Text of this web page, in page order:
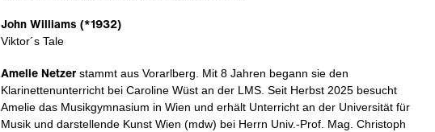
John Williams (*1932)
Viktor´s Tale
Amelie Netzerstammt aus Vorarlberg. Mit 8 Jahren begann sie den
Klarinettenunterricht bei Caroline Wüst an der LMS. Seit Herbst 2025 besucht
Amelie das Musikgymnasium in Wien und erhält Unterricht an der Universität für
Musik und darstellende Kunst Wien (mdw) bei Herrn Univ.-Prof. Mag. Christoph